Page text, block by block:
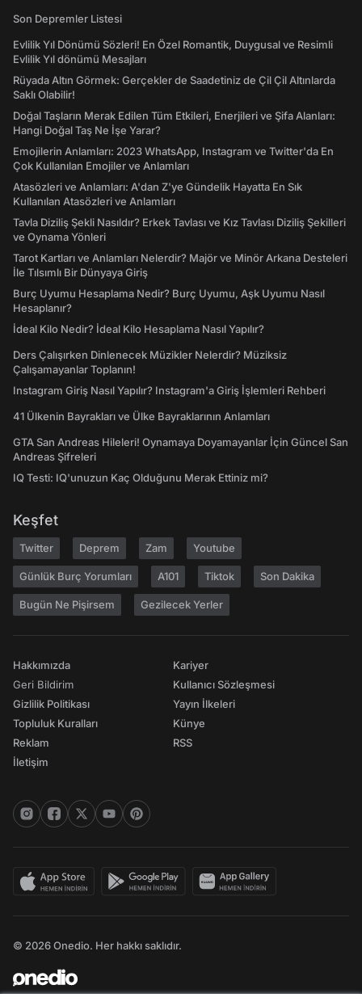
Son Depremler Listesi
Evlilik Yıl Dönümü Sözleri! En Özel Romantik, Duygusal ve Resimli
Evlilik Yıl dönümü Mesajları
Rüyada Altın Görmek: Gerçekler de Saadetiniz de Çil Çil Altınlarda
Saklı Olabilir!
Doğal Taşların Merak Edilen Tüm Etkileri, Enerjileri ve Şifa Alanları:
Hangi Doğal Taş Ne İşe Yarar?
Emojilerin Anlamları: 2023 WhatsApp, Instagram ve Twitter'da En
Çok Kullanılan Emojiler ve Anlamları
Atasözleri ve Anlamları: A'dan Z'ye Gündelik Hayatta En Sık
Kullanılan Atasözleri ve Anlamları
Tavla Diziliş Şekli Nasıldır? Erkek Tavlası ve Kız Tavlası Diziliş Şekilleri
ve Oynama Yönleri
Tarot Kartları ve Anlamları Nelerdir? Majör ve Minör Arkana Desteleri
İle Tılsımlı Bir Dünyaya Giriş
Burç Uyumu Hesaplama Nedir? Burç Uyumu, Aşk Uyumu Nasıl
Hesaplanır?
İdeal Kilo Nedir? İdeal Kilo Hesaplama Nasıl Yapılır?
Ders Çalışırken Dinlenecek Müzikler Nelerdir? Müziksiz
Çalışamayanlar Toplanın!
Instagram Giriş Nasıl Yapılır? Instagram'a Giriş İşlemleri Rehberi
41 Ülkenin Bayrakları ve Ülke Bayraklarının Anlamları
GTA San Andreas Hileleri! Oynamaya Doyamayanlar İçin Güncel San
Andreas Şifreleri
IQ Testi: IQ'unuzun Kaç Olduğunu Merak Ettiniz mi?
Keşfet
Twitter Deprem Zam Youtube
Günlük Burç Yorumları A101 Tiktok Son Dakika
Bugün Ne Pişirsem Gezilecek Yerler
Hakkımızda
Geri Bildirim
Gizlilik Politikası
Topluluk Kuralları
Reklam
İletişim
Kariyer
Kullanıcı Sözleşmesi
Yayın İlkeleri
Künye
RSS
© 2026 Onedio. Her hakkı saklıdır.